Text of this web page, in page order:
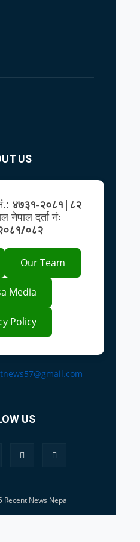
US
४७३१-२०८१|८२
नेपाल दर्ता नंः
०८२
Our Team
Media
Policy
US
News Nepal